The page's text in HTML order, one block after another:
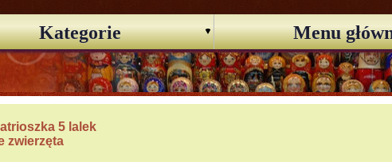
Kategorie Menu
5 lalek
zwierzęta